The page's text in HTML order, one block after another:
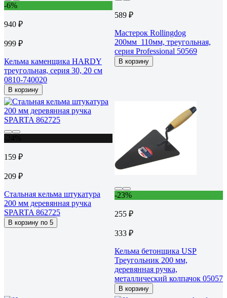
-6%
940 ₽
999 ₽
Кельма каменщика HARDY
треугольная, серия 30, 20 см
0810-740020
В корзину
589 ₽
Мастерок Rollingdog
200мм_110мм, треугольная,
серия Professional 50569
В корзину
159 ₽
209 ₽
Стальная кельма штукатура
200 мм деревянная ручка
SPARTA 862725
В корзину по 5
-23%
255 ₽
333 ₽
Кельма бетонщика USP
Треугольник 200 мм,
деревянная ручка,
металлический колпачок 05057
В корзину